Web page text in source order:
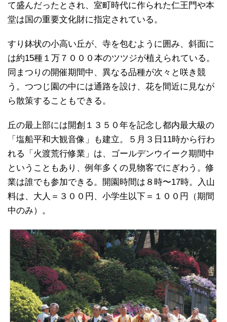
て盛んだったとされ、室町時代に作られた仁王門や本
堂は国の重要文化財に指定されている。
すり鉢状の小高い丘が、寺を包むように囲み、斜面に
は約15種１万７０００本のツツジが植えられている。
同まつりの開催期間中、異なる品種が次々と咲き競
う。つつじ園の中には通路を設け、花を間近に見なが
ら散策することもできる。
丘の最上部には開創１３５０年を記念し都内最大級の
「塩船平和大観音像」も建立。５月３日11時から行わ
れる「火渡荒行修業」は、ゴールデンウイーク期間中
ということもあり、例年多くの見物客でにぎわう。修
業は誰でも参加できる。開園時間は８時〜17時。入山
料は、大人＝３００円、小学生以下＝１００円（期間
中のみ）。